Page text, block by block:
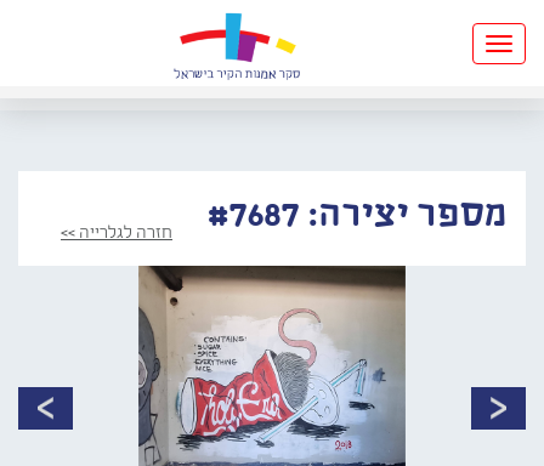
Toggle
navigation
מספר יצירה: #7687 חזרה לגלרייה >>